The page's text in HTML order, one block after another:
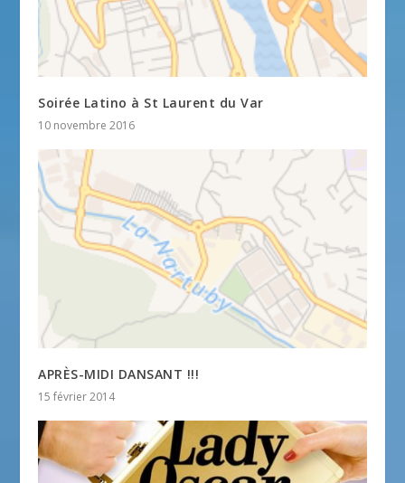
Soirée Latino à St Laurent du Var
10 novembre 2016
APRÈS-MIDI DANSANT !!!
15 février 2014